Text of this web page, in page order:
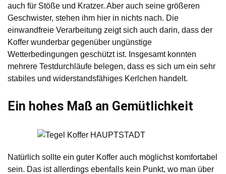
auch für Stöße und Kratzer. Aber auch seine größeren
Geschwister, stehen ihm hier in nichts nach. Die
einwandfreie Verarbeitung zeigt sich auch darin, dass der
Koffer wunderbar gegenüber ungünstige
Wetterbedingungen geschützt ist. Insgesamt konnten
mehrere Testdurchläufe belegen, dass es sich um ein sehr
stabiles und widerstandsfähiges Kerlchen handelt.
Ein hohes Maß an Gemütlichkeit
Natürlich sollte ein guter Koffer auch möglichst komfortabel
sein. Das ist allerdings ebenfalls kein Punkt, wo man über